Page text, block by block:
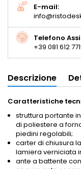
E-mail:
Telefono
+39 081 612
Descrizione
Caratteristiche
struttura portante
di poliestere a
piedini regolabili;
carter di chiusura
lamiera verniciata
ante a battente